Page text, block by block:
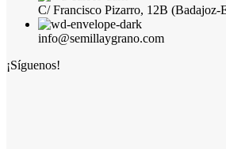
C/ Francisco Pizarro, 12B (Badajoz-
info@semillaygrano.com
¡Síguenos!